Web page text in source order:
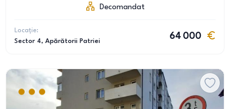
Decomandat
Locație:
Sector 4, Apărătorii Patriei
64 000